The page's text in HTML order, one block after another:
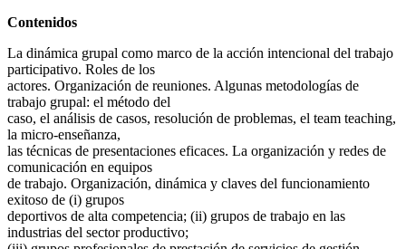
Contenidos
La dinámica grupal como marco de la acción intencional del trabajo
participativo. Roles de los
actores. Organización de reuniones. Algunas metodologías de
trabajo grupal: el método del
caso, el análisis de casos, resolución de problemas, el team teaching,
la micro-enseñanza,
las técnicas de presentaciones eficaces. La organización y redes de
comunicación en equipos
de trabajo. Organización, dinámica y claves del funcionamiento
exitoso de (i) grupos
deportivos de alta competencia; (ii) grupos de trabajo en las
industrias del sector productivo;